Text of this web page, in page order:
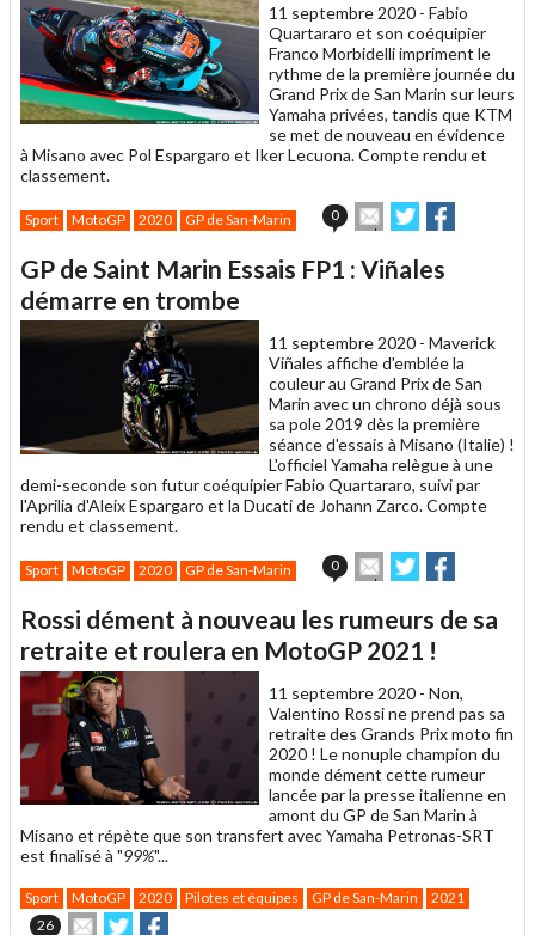
11 septembre 2020 - Fabio
Quartararo et son coéquipier
Franco Morbidelli impriment le
rythme de la première journée du
Grand Prix de San Marin sur leurs
Yamaha privées, tandis que KTM
se met de nouveau en évidence
à Misano avec Pol Espargaro et Iker Lecuona. Compte rendu et
classement.
Sport MotoGP 2020 GP de San-Marin 0
Envoyer
cet
à
Partager
sur sur
GP de Saint Marin Essais FP1 : Viñales
démarre en trombe
11 septembre 2020 - Maverick
Viñales affiche d'emblée la
couleur au Grand Prix de San
Marin avec un chrono déjà sous
sa pole 2019 dès la première
séance d'essais à Misano (Italie) !
L'officiel Yamaha relègue à une
demi-seconde son futur coéquipier Fabio Quartararo, suivi par
l'Aprilia d'Aleix Espargaro et la Ducati de Johann Zarco. Compte
rendu et classement.
Sport MotoGP 2020 GP de San-Marin 0
Envoyer
cet
à
un
ami
Partager
sur sur
Rossi dément à nouveau les rumeurs de sa
retraite et roulera en MotoGP 2021 !
11 septembre 2020 - Non,
Valentino Rossi ne prend pas sa
retraite des Grands Prix moto fin
2020 ! Le nonuple champion du
monde dément cette rumeur
lancée par la presse italienne en
amont du GP de San Marin à
Misano et répète que son transfert avec Yamaha Petronas-SRT
est finalisé à "99%"...
Sport MotoGP 2020 Pilotes et équipes GP de San-Marin
2021
26
EnvoyerPartager